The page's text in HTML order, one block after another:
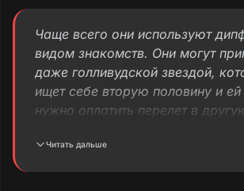
Чаще всего они используют
видом знакомств. Они могут
даже голливудской звездой,
ищет себе вторую половину и ей
нужно оплатить перелет в
любые, в том числе знакомства в
Читать дальше